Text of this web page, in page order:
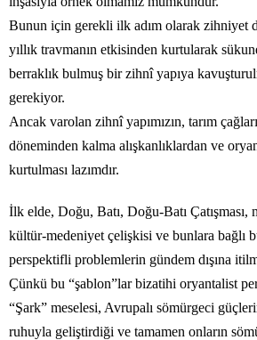
Bunun için gerekli ilk adım olarak zihniyet
yıllık travmanın etkisinden kurtularak
berraklık bulmuş bir zihnî yapıya
gerekiyor.
Ancak varolan zihnî yapımızın, tarım
döneminden kalma alışkanlıklardan ve
kurtulması lazımdır.
İlk elde, Doğu, Batı, Doğu-Batı Çatışması,
kültür-medeniyet çelişkisi ve bunlara bağlı
perspektifli problemlerin gündem dışına
Çünkü bu “şablon”lar bizatihi oryantalist
“Şark” meselesi, Avrupalı sömürgeci
ruhuyla geliştirdiği ve tamamen onların